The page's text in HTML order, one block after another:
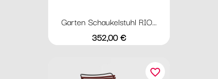
Garten Schaukelstuhl RIO...
Preis
352,00 €
favorite_border